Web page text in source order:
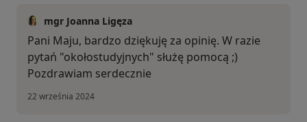
mgr Joanna Ligęza
Pani Maju, bardzo dziękuję za opinię. W razie
pytań "okołostudyjnych" służę pomocą ;)
Pozdrawiam serdecznie
22 września 2024